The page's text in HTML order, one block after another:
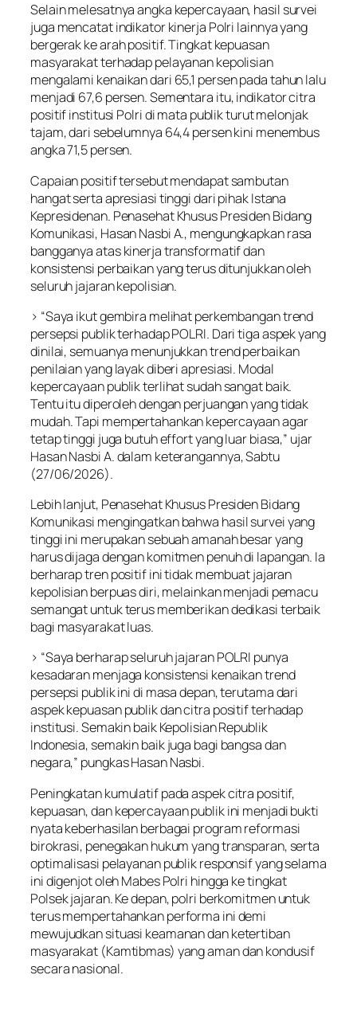
Selain melesatnya angka kepercayaan, hasil survei
juga mencatat indikator kinerja Polri lainnya yang
bergerak ke arah positif. Tingkat kepuasan
masyarakat terhadap pelayanan kepolisian
mengalami kenaikan dari 65,1 persen pada tahun lalu
menjadi 67,6 persen. Sementara itu, indikator citra
positif institusi Polri di mata publik turut melonjak
tajam, dari sebelumnya 64,4 persen kini menembus
angka 71,5 persen.
Capaian positif tersebut mendapat sambutan
hangat serta apresiasi tinggi dari pihak Istana
Kepresidenan. Penasehat Khusus Presiden Bidang
Komunikasi, Hasan Nasbi A., mengungkapkan rasa
bangganya atas kinerja transformatif dan
konsistensi perbaikan yang terus ditunjukkan oleh
seluruh jajaran kepolisian.
> “Saya ikut gembira melihat perkembangan trend
persepsi publik terhadap POLRI. Dari tiga aspek yang
dinilai, semuanya menunjukkan trend perbaikan
penilaian yang layak diberi apresiasi. Modal
kepercayaan publik terlihat sudah sangat baik.
Tentu itu diperoleh dengan perjuangan yang tidak
mudah. Tapi mempertahankan kepercayaan agar
tetap tinggi juga butuh effort yang luar biasa,” ujar
Hasan Nasbi A. dalam keterangannya, Sabtu
(27/06/2026).
Lebih lanjut, Penasehat Khusus Presiden Bidang
Komunikasi mengingatkan bahwa hasil survei yang
tinggi ini merupakan sebuah amanah besar yang
harus dijaga dengan komitmen penuh di lapangan. Ia
berharap tren positif ini tidak membuat jajaran
kepolisian berpuas diri, melainkan menjadi pemacu
semangat untuk terus memberikan dedikasi terbaik
bagi masyarakat luas.
> “Saya berharap seluruh jajaran POLRI punya
kesadaran menjaga konsistensi kenaikan trend
persepsi publik ini di masa depan, terutama dari
aspek kepuasan publik dan citra positif terhadap
institusi. Semakin baik Kepolisian Republik
Indonesia, semakin baik juga bagi bangsa dan
negara,” pungkas Hasan Nasbi.
Peningkatan kumulatif pada aspek citra positif,
kepuasan, dan kepercayaan publik ini menjadi bukti
nyata keberhasilan berbagai program reformasi
birokrasi, penegakan hukum yang transparan, serta
optimalisasi pelayanan publik responsif yang selama
ini digenjot oleh Mabes Polri hingga ke tingkat
Polsek jajaran. Ke depan, polri berkomitmen untuk
terus mempertahankan performa ini demi
mewujudkan situasi keamanan dan ketertiban
masyarakat (Kamtibmas) yang aman dan kondusif
secara nasional.